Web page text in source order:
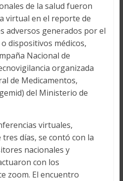
de la salud fueron
virtual en el reporte de
adversos generados por el
dispositivos médicos,
Nacional de
organizada
de Medicamentos,
del Ministerio de
virtuales,
días, se contó con la
nacionales y
con los
zoom. El encuentro